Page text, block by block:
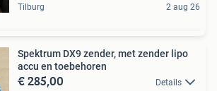
Tilburg 2 aug 26
Spektrum DX9 zender, met zender lipo
accu en toebehoren
€ 285,00 Details